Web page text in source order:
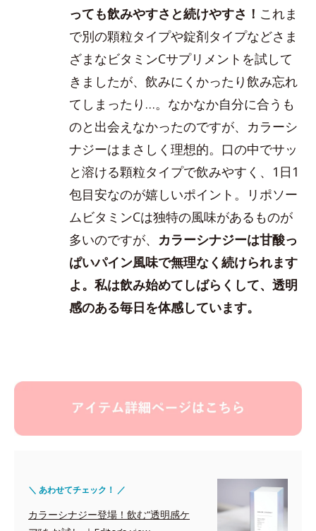
っても飲みやすさと続けやすさ！ これま
で別の顆粒タイプや錠剤タイプなどさま
ざまなビタミンCサプリメントを試して
きましたが、飲みにくかったり飲み忘れ
てしまったり…。なかなか自分に合うも
のと出会えなかったのですが、カラーシ
ナジーはまさしく理想的。口の中でサッ
と溶ける顆粒タイプで飲みやすく、1日1
包目安なのが嬉しいポイント。リポソー
ムビタミンCは独特の風味があるものが
多いのですが、 カラーシナジーは甘酸っ
ぱいパイン風味で無理なく続けられます
よ。私は飲み始めてしばらくして、透明
感のある毎日を体感しています。
＼ あわせてチェック！ ／
カラーシナジー登場！飲む“透明感ケ